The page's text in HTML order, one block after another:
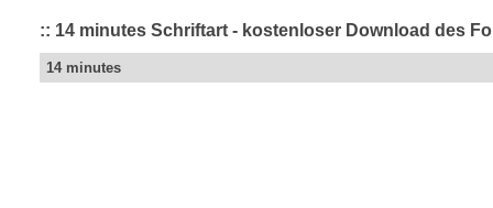
:: 14 minutes Schriftart - kostenloser Download des
14 minutes